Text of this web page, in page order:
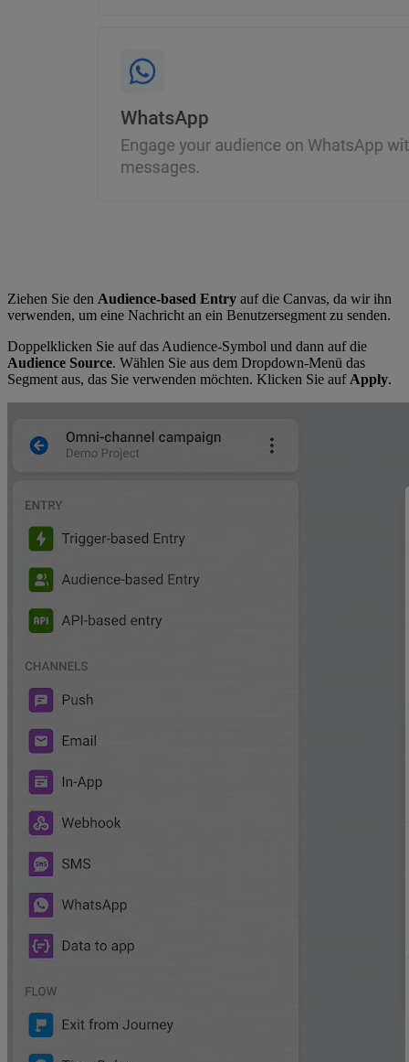
Ziehen Sie den Audience-based Entry auf die Canvas, da wir ihn
verwenden, um eine Nachricht an ein Benutzersegment zu senden.
Doppelklicken Sie auf das Audience-Symbol und dann auf die
Audience Source. Wählen Sie aus dem Dropdown-Menü das
Segment aus, das Sie verwenden möchten. Klicken Sie auf Apply.